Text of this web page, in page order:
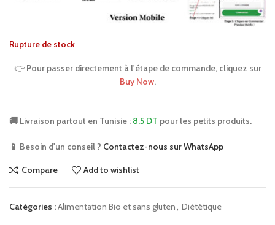
Rupture de stock
👉 Pour passer directement à l'étape de commande, cliquez sur
Buy Now.
🚚 Livraison partout en Tunisie : 8,5 DT pour les petits produits.
📱 Besoin d'un conseil ? Contactez-nous sur WhatsApp
Compare Add to wishlist
Catégories :Alimentation Bio et sans gluten, Diététique